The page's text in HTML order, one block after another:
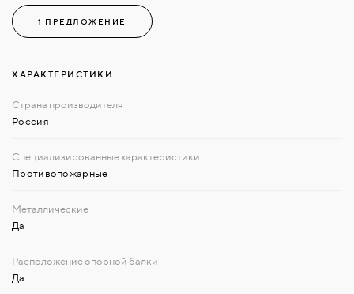
1 ПРЕДЛОЖЕНИЕ
ХАРАКТЕРИСТИКИ
Россия
Противопожарные
Да
Да